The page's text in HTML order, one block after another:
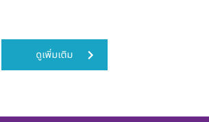
ดูเพิ่มเติม